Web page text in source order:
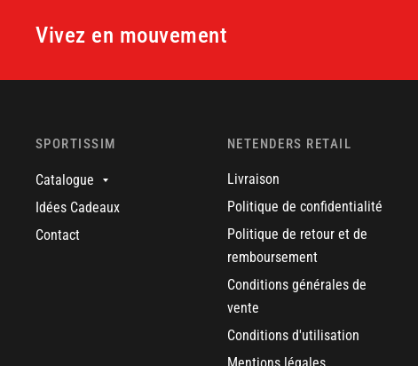
Vivez en mouvement
SPORTISSIM
Catalogue
Idées Cadeaux
Contact
NETENDERS RETAIL
Livraison
Politique de confidentialité
Politique de retour et de
remboursement
Conditions générales de
vente
Conditions d'utilisation